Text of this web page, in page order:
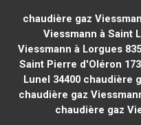
chaudière gaz
Viessmann à Saint
Viessmann à Lorgues
Saint Pierre d'Oléron
Lunel 34400 chaudière
chaudière gaz
chaudière gaz